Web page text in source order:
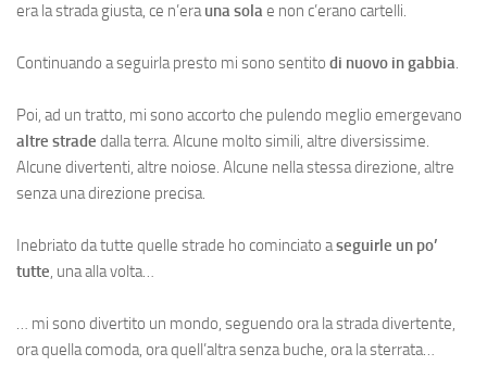
era la strada giusta, ce n’erauna solae non c’erano cartelli.
Continuando a seguirla presto mi sono sentito di nuovo in gabbia.
Poi, ad un tratto, mi sono accorto che pulendo meglio emergevano
altre strade dalla terra. Alcune molto simili, altre diversissime.
Alcune divertenti, altre noiose. Alcune nella stessa direzione, altre
senza una direzione precisa.
Inebriato da tutte quelle strade ho cominciato aseguirle un po’
tutte, una alla volta…
… mi sono divertito un mondo, seguendo ora la strada divertente,
ora quella comoda, ora quell’altra senza buche, ora la sterrata…